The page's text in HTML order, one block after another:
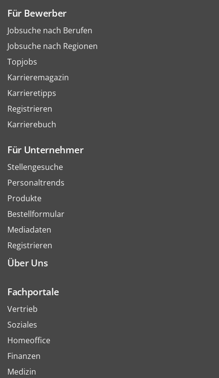
Für Bewerber
Jobsuche nach Berufen
Jobsuche nach Regionen
Topjobs
Karrieremagazin
Karrieretipps
Registrieren
Karrierebuch
Für Unternehmer
Stellengesuche
Personaltrends
Produkte
Bestellformular
Mediadaten
Registrieren
Über Uns
Fachportale
Vertrieb
Soziales
Homeoffice
Finanzen
Medizin